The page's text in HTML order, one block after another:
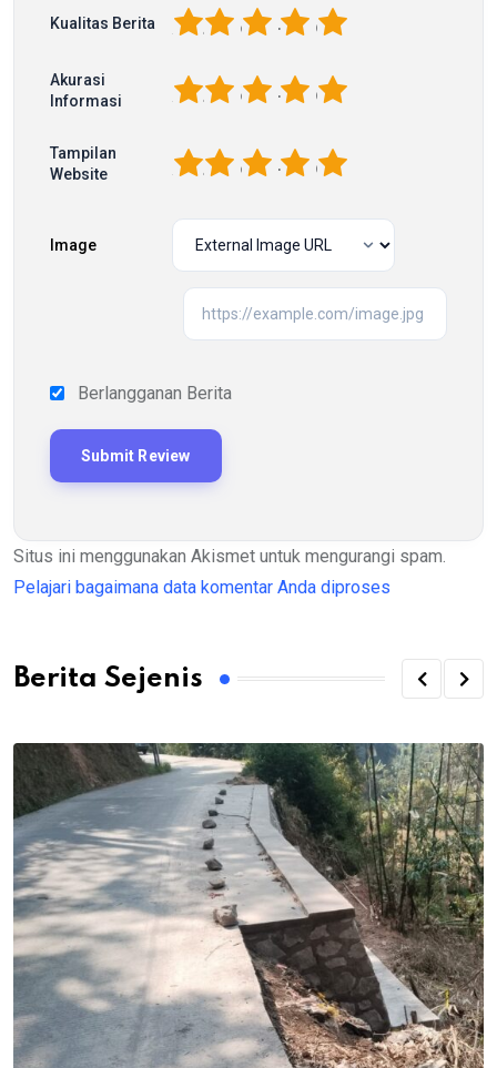
Kualitas Berita 5
4
3
2
Akurasi
Informasi
5
4
3
2
Tampilan
Website
5
4
3
2
Image
Berlangganan Berita
Situs ini menggunakan Akismet untuk mengurangi spam.
Pelajari bagaimana data komentar Anda diproses
Berita Sejenis